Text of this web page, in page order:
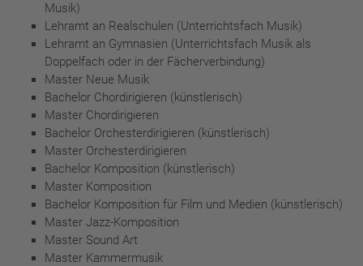
Musik)
Lehramt an Realschulen (Unterrichtsfach Musik)
Lehramt an Gymnasien (Unterrichtsfach Musik als
Doppelfach oder in der Fächerverbindung)
Master Neue Musik
Bachelor Chordirigieren (künstlerisch)
Master Chordirigieren
Bachelor Orchesterdirigieren (künstlerisch)
Master Orchesterdirigieren
Bachelor Komposition (künstlerisch)
Master Komposition
Bachelor Komposition für Film und Medien (künstlerisch)
Master Jazz-Komposition
Master Sound Art
Master Kammermusik